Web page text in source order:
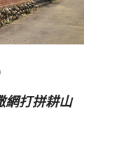
網打拼耕山